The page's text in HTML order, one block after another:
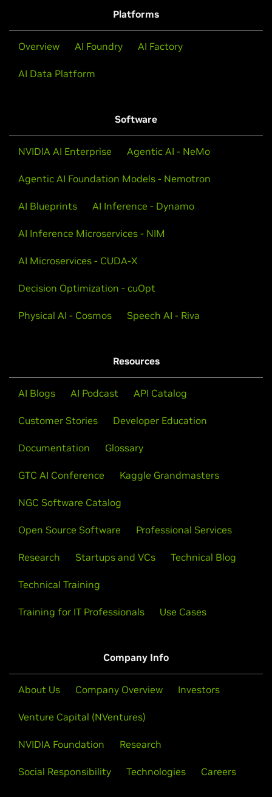
eccellente e personalizzare le pipeline e i modelli di IA
Platforms
Overview AI Foundry AI Factory
AI Data Platform
Software
NVIDIA AI Enterprise Agentic AI - NeMo
Agentic AI Foundation Models - Nemotron
AI Blueprints AI Inference - Dynamo
AI Inference Microservices - NIM
AI Microservices - CUDA-X
Decision Optimization - cuOpt
Physical AI - Cosmos Speech AI - Riva
Resources
AI Blogs AI Podcast API Catalog
Customer Stories Developer Education
Documentation Glossary
GTC AI Conference Kaggle Grandmasters
NGC Software Catalog
Open Source Software Professional Services
Research Startups and VCs Technical Blog
Technical Training
Training for IT Professionals Use Cases
Company Info
About Us Company Overview Investors
Venture Capital (NVentures)
NVIDIA Foundation Research
Social Responsibility Technologies Careers